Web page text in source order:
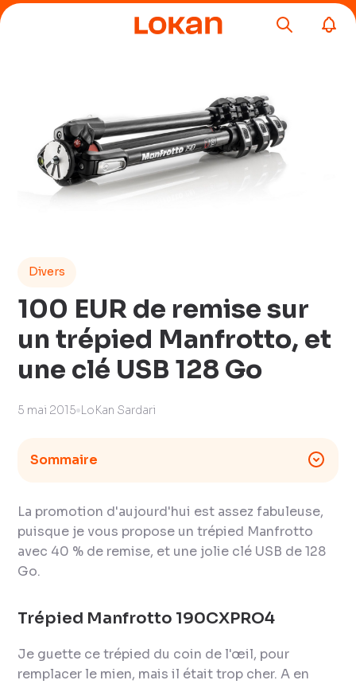
Divers
100 EUR de remise sur
un trépied Manfrotto, et
une clé USB 128 Go
5 mai 2015 LoKan Sardari
Sommaire
La promotion d'aujourd'hui est assez fabuleuse,
puisque je vous propose un trépied Manfrotto
avec 40 % de remise, et une jolie clé USB de 128
Go.
Trépied Manfrotto 190CXPRO4
Je guette ce trépied du coin de l'œil, pour
remplacer le mien, mais il était trop cher. A en